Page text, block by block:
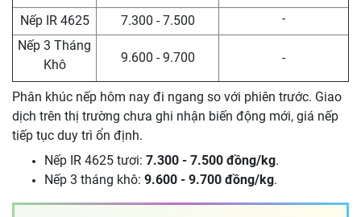
Nếp IR 4625
7.300 - 7.500
-
Nếp 3 Tháng
Khô
9.600 - 9.700 -
Phân khúc nếp hôm nay đi ngang so với phiên trước. Giao
dịch trên thị trường chưa ghi nhận biến động mới, giá nếp
tiếp tục duy trì ổn định.
Nếp IR 4625 tươi: 7.300 - 7.500 đồng/kg.
Nếp 3 tháng khô: 9.600 - 9.700 đồng/kg.